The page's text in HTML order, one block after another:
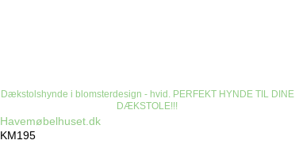
Dækstolshynde i blomsterdesign - hvid. PERFEKT HYNDE TIL DINE
DÆKSTOLE!!!
Havemøbelhuset.dk
KM195